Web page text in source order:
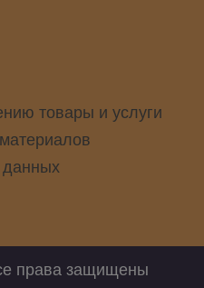
товары и услуги
права защищены